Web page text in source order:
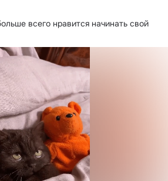
всего нравится начинать свой